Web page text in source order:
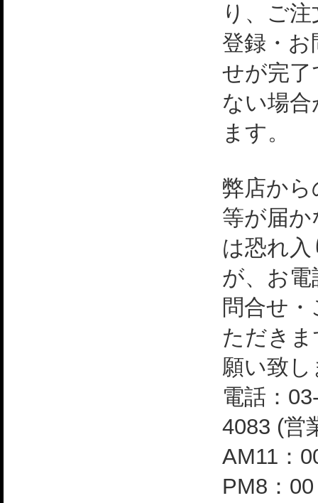
り、ご
登録・
せが完
ない場
ます。
弊店か
等が届
は恐れ
が、お
問合せ
ただき
願い致
電話：
4083 (営
AM11：
PM8：